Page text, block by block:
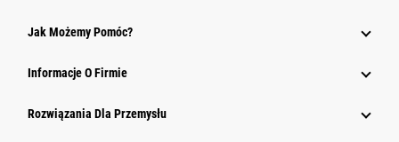
Jak Możemy Pomóc?
Informacje O Firmie
Rozwiązania Dla Przemysłu